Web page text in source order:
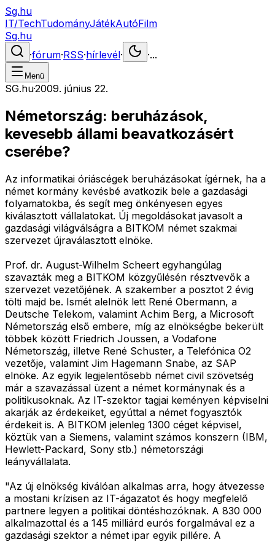
Sg.hu
IT/TechTudományJátékAutóFilm
Sg.hu
·fórum·RSS·hírlevél· ·...
Menü
SG.hu·2009. június 22.
Németország: beruházások,
kevesebb állami beavatkozásért
cserébe?
Az informatikai óriáscégek beruházásokat ígérnek, ha a
német kormány kevésbé avatkozik bele a gazdasági
folyamatokba, és segít meg önkényesen egyes
kiválasztott vállalatokat. Új megoldásokat javasolt a
gazdasági világválságra a BITKOM német szakmai
szervezet újraválasztott elnöke.
Prof. dr. August-Wilhelm Scheert egyhangúlag
szavazták meg a BITKOM közgyűlésén résztvevők a
szervezet vezetőjének. A szakember a posztot 2 évig
tölti majd be. Ismét alelnök lett René Obermann, a
Deutsche Telekom, valamint Achim Berg, a Microsoft
Németország első embere, míg az elnökségbe bekerült
többek között Friedrich Joussen, a Vodafone
Németország, illetve René Schuster, a Telefónica O2
vezetője, valamint Jim Hagemann Snabe, az SAP
elnöke. Az egyik legjelentősebb német civil szövetség
már a szavazással üzent a német kormánynak és a
politikusoknak. Az IT-szektor tagjai keményen képviselni
akarják az érdekeiket, egyúttal a német fogyasztók
érdekeit is. A BITKOM jelenleg 1300 céget képvisel,
köztük van a Siemens, valamint számos konszern (IBM,
Hewlett-Packard, Sony stb.) németországi
leányvállalata.
"Az új elnökség kiválóan alkalmas arra, hogy átvezesse
a mostani krízisen az IT-ágazatot és hogy megfelelő
partnere legyen a politikai döntéshozóknak. A 830 000
alkalmazottal és a 145 milliárd eurós forgalmával ez a
gazdasági szektor a német ipar egyik pillére. A